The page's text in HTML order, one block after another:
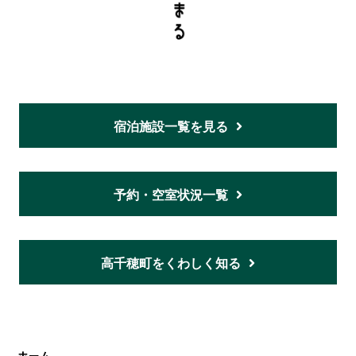
宿泊施設一覧を見る
予約・空室状況一覧
高千穂町をくわしく知る